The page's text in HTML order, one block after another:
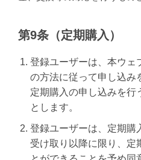
第9条（定期購入）
登録ユーザーは、本ウェ
の方法に従って申し込み
定期購入の申し込みを行
とします。
登録ユーザーは、定期購
受け取り以降に限り、定